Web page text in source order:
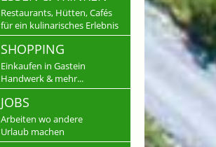
Restaurants, Hütten, Cafés
für ein kulinarisches Erlebnis
SHOPPING
Einkaufen in Gastein
Handwerk & mehr...
JOBS
Arbeiten wo andere
Urlaub machen